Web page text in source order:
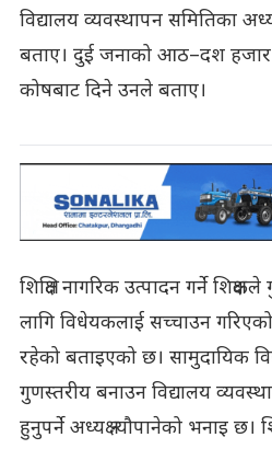
विद्यालय व्यवस्थापन समितिका
बताए। दुई जनाको आठ–दश हजार
कोषबाट दिने उनले बताए।
शिक्षित नागरिक उत्पादन गर्ने शिक्षकले
लागि विधेयकलाई सच्चाउन
रहेको बताइएको छ। सामुदायिक
गुणस्तरीय बनाउन विद्यालय
हुनुपर्ने अध्यक्ष न्यौपानेको भनाइ छ।